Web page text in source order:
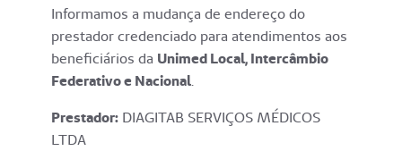
Informamos a mudança de endereço do
prestador credenciado para atendimentos aos
beneficiários da Unimed Local, Intercâmbio
Federativo e Nacional.
Prestador: DIAGITAB SERVIÇOS MÉDICOS
LTDA